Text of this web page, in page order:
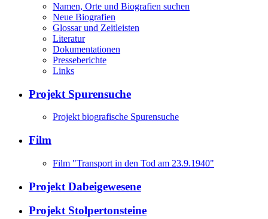
Namen, Orte und Biografien suchen
Neue Biografien
Glossar und Zeitleisten
Literatur
Dokumentationen
Presseberichte
Links
Projekt Spurensuche
Projekt biografische Spurensuche
Film
Film "Transport in den Tod am 23.9.1940"
Projekt Dabeigewesene
Projekt Stolpertonsteine